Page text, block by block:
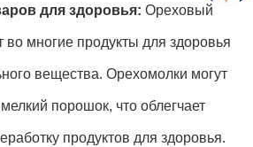
для здоровья: Ореховый
многие продукты для здоровья
вещества. Орехомолки могут
порошок, что облегчает
продуктов для здоровья.